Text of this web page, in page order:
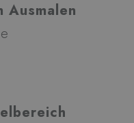
Ausmalen